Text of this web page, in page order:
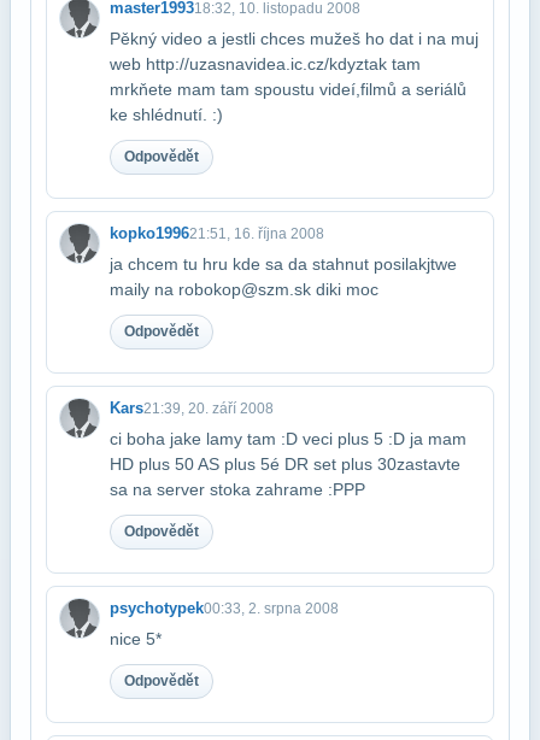
master199318:32, 10. listopadu 2008
Pěkný video a jestli chces mužeš ho dat i na muj
web http://uzasnavidea.ic.cz/​kdyztak tam
mrkňete mam tam spoustu videí,filmů a seriálů
ke shlédnutí. :)
Odpovědět
kopko199621:51, 16. října 2008
ja chcem tu hru kde sa da stahnut posilakjtwe
maily na robokop@szm.sk diki moc
Odpovědět
Kars21:39, 20. září 2008
ci boha jake lamy tam :D veci plus 5 :D ja mam
HD plus 50 AS plus 5é DR set plus 30​zastavte
sa na server stoka zahrame :PPP
Odpovědět
psychotypek00:33, 2. srpna 2008
nice 5*
Odpovědět